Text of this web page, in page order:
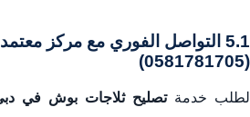
5.1 التواصل الفوري مع
مركز
(0581781705)
لطلب خدمةتصليح ثلاجات بوش في